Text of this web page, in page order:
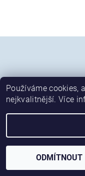
Používáme cookies,
nejkvalitnější. Více
ODMÍTNOUT